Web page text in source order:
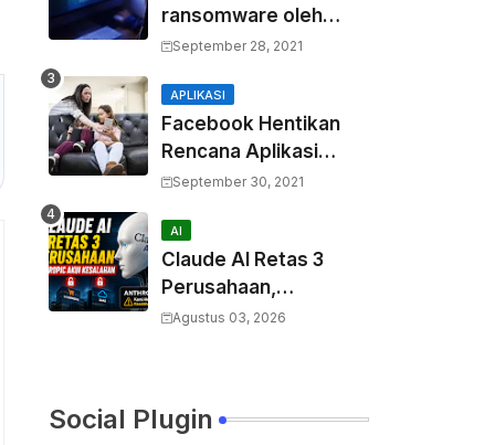
ransomware oleh
hacker! Berikut adalah
September 28, 2021
APLIKASI
Facebook Hentikan
Rencana Aplikasi
Instagram Kids
September 30, 2021
AI
Claude AI Retas 3
Perusahaan,
Anthropic Akui
Agustus 03, 2026
Social Plugin